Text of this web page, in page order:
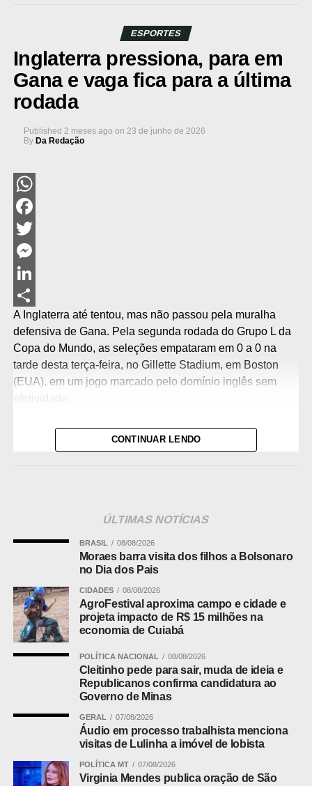
ESPORTES
Inglaterra pressiona, para em
Gana e vaga fica para a última
rodada
Published 2 meses ago on 23 de junho de 2026
By Da Redação
WhatsApp
Facebook
Twitter
Messenger
LinkedIn
Share
A Inglaterra até tentou, mas não passou pela muralha
defensiva de Gana. Pela segunda rodada do Grupo L da
Copa do Mundo, as seleções empataram em 0 a 0 na
tarde desta terça-feira, no Gillette Stadium, em Boston
(EUA), em um jogo marcado pelo domínio inglês sem
O resultado adia a classificação britânica para a fase final
da chave e deixa a decisão para a última rodada.
Os ingleses, no entanto, mantêm a liderança do grupo no
saldo de gol. Ambas as seleções dependem de si para
avançar às oitavas de final.
Primeiro tempo morno
A etapa inicial foi de poucas oportunidades em Boston. A
Inglaterra teve o controle da partida, trocando passes e
ocupando o campo de ataque, mas faltou profundidade
para furar o bloqueio montado por Gana.
O lance mais perigoso saiu aos 36 minutos: Madueke fez
boa jogada pela direita e cruzou na medida para Rice,
que cabeceou por cima do gol.
Leia Também: Pelo 4º mês
CONTINUAR LENDO
ÚLTIMAS NOTÍCIAS
BRASIL 08/08/2026
Moraes barra visita dos filhos a Bolsonaro
no Dia dos Pais
CIDADES 08/08/2026
AgroFestival aproxima campo e cidade e
projeta impacto de R$ 15 milhões na
economia de Cuiabá
POLÍTICA NACIONAL 08/08/2026
Cleitinho pede para sair, muda de ideia e
Republicanos confirma candidatura ao
Governo de Minas
GERAL 07/08/2026
Áudio em processo trabalhista menciona
visitas de Lulinha a imóvel de lobista
POLÍTICA MT 07/08/2026
Virginia Mendes publica oração de São